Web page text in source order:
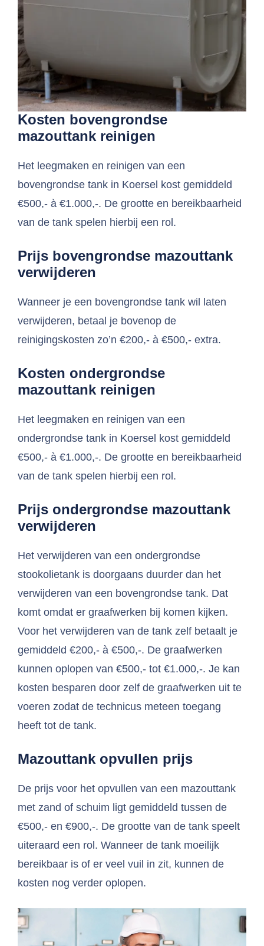
Kosten bovengrondse
mazouttank reinigen
Het leegmaken en reinigen van een
bovengrondse tank in Koersel kost gemiddeld
€500,- à €1.000,-. De grootte en bereikbaarheid
van de tank spelen hierbij een rol.
Prijs bovengrondse mazouttank
verwijderen
Wanneer je een bovengrondse tank wil laten
verwijderen, betaal je bovenop de
reinigingskosten zo’n €200,- à €500,- extra.
Kosten ondergrondse
mazouttank reinigen
Het leegmaken en reinigen van een
ondergrondse tank in Koersel kost gemiddeld
€500,- à €1.000,-. De grootte en bereikbaarheid
van de tank spelen hierbij een rol.
Prijs ondergrondse mazouttank
verwijderen
Het verwijderen van een ondergrondse
stookolietank is doorgaans duurder dan het
verwijderen van een bovengrondse tank. Dat
komt omdat er graafwerken bij komen kijken.
Voor het verwijderen van de tank zelf betaalt je
gemiddeld €200,- à €500,-. De graafwerken
kunnen oplopen van €500,- tot €1.000,-. Je kan
kosten besparen door zelf de graafwerken uit te
voeren zodat de technicus meteen toegang
heeft tot de tank.
Mazouttank opvullen prijs
De prijs voor het opvullen van een mazouttank
met zand of schuim ligt gemiddeld tussen de
€500,- en €900,-. De grootte van de tank speelt
uiteraard een rol. Wanneer de tank moeilijk
bereikbaar is of er veel vuil in zit, kunnen de
kosten nog verder oplopen.